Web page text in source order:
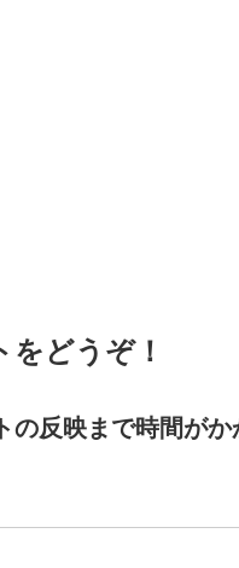
をどうぞ！
の反映まで時間がか